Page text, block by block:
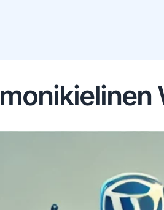
monikielinen